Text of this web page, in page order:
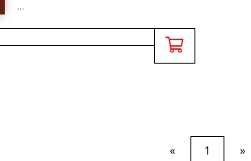
...
« 1 »